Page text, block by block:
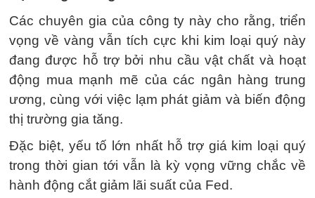
Các chuyên gia của công ty này cho rằng, triển
vọng về vàng vẫn tích cực khi kim loại quý này
đang được hỗ trợ bởi nhu cầu vật chất và hoạt
động mua mạnh mẽ của các ngân hàng trung
ương, cùng với việc lạm phát giảm và biến động
thị trường gia tăng.
Đặc biệt, yếu tố lớn nhất hỗ trợ giá kim loại quý
trong thời gian tới vẫn là kỳ vọng vững chắc về
hành động cắt giảm lãi suất của Fed.